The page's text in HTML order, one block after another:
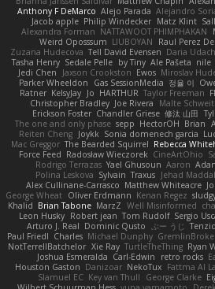
Anthony F DeMarco Alejo Parada Alejandro
Jacob apple Philip Windecker Matz Klint
Alexandra Forman NATTAWOOT PHIMPHAKAN
Weird Oposssum LIUBOYAN Raul Perez
Zuzana Hudecova Tell David Evensen Daria
Tasha Henry Sedale Pelle by Tiny Ale Pašeta nile
Jedi Chen
Jaxson Crookston Ewos Miroslav
Parker Wheeldon
Gas SessionMedia 정율 이
Ratner KelsyJay Jo HARTHUR Taylor Freeman
Christopher Bradley Joe Rivera Malte
Erickson Foster Chandler Griese 修汰 山田
The one and only phase sepp HectorOH Brian
Reiten Cheng Joykk Sonia domenech garcia
Mac Greggor The Bearded Squirrel Rebecca
Force Feed Radosław Wieczorek CineArtOhio
Rodrigo Terrazas Yael Ghusoun Aaron
Polina Leskova Sylvain Traxus Jehad
Alex Cullinane-Carrasco Matthew Whiteacre
George Wheat Oliver Erdmann Kenan Regez
Khalid Brian Tabone MarzZ Well Misinformed
Leon Husky Robert jean Tom Rudolf Sergio
Arturo J. Real Dominic Qusto ぶー うじ
Paul Friedl Charles Michael Dunphy
NotTerrellBatchelor Xie Ray TurtleTheThing Ryan
Joshua Esmeralda Carl-Edwin retro rocks
Houston Gaston Danizoar NekoTux Fattma Al
Slamuel EC Key van Thull George Clarke